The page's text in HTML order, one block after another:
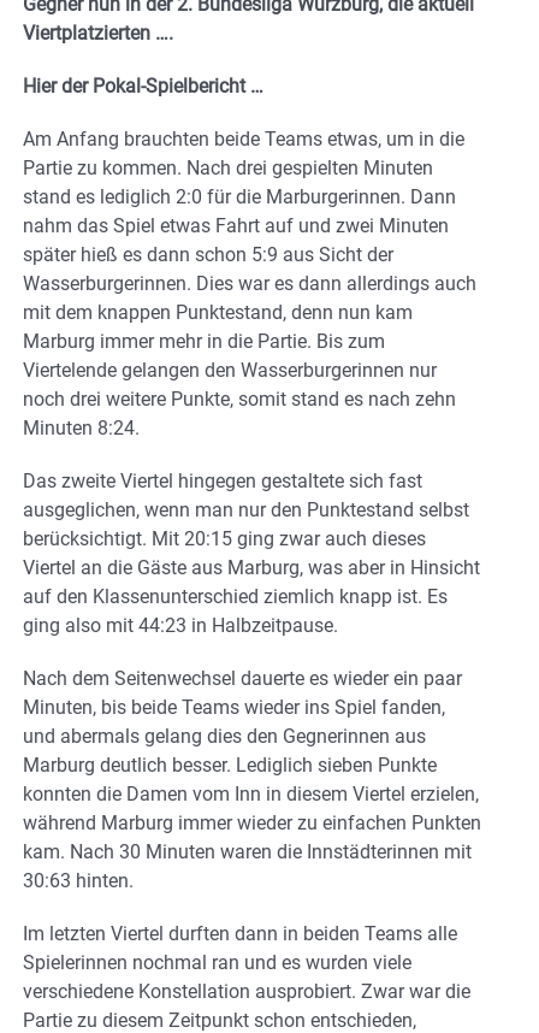
Viertplatzierten ….
Hier der Pokal-Spielbericht …
Am Anfang brauchten beide Teams etwas, um in die
Partie zu kommen. Nach drei gespielten Minuten
stand es lediglich 2:0 für die Marburgerinnen. Dann
nahm das Spiel etwas Fahrt auf und zwei Minuten
später hieß es dann schon 5:9 aus Sicht der
Wasserburgerinnen. Dies war es dann allerdings auch
mit dem knappen Punktestand, denn nun kam
Marburg immer mehr in die Partie. Bis zum
Viertelende gelangen den Wasserburgerinnen nur
noch drei weitere Punkte, somit stand es nach zehn
Minuten 8:24.
Das zweite Viertel hingegen gestaltete sich fast
ausgeglichen, wenn man nur den Punktestand selbst
berücksichtigt. Mit 20:15 ging zwar auch dieses
Viertel an die Gäste aus Marburg, was aber in Hinsicht
auf den Klassenunterschied ziemlich knapp ist. Es
ging also mit 44:23 in Halbzeitpause.
Nach dem Seitenwechsel dauerte es wieder ein paar
Minuten, bis beide Teams wieder ins Spiel fanden,
und abermals gelang dies den Gegnerinnen aus
Marburg deutlich besser. Lediglich sieben Punkte
konnten die Damen vom Inn in diesem Viertel erzielen,
während Marburg immer wieder zu einfachen Punkten
kam. Nach 30 Minuten waren die Innstädterinnen mit
30:63 hinten.
Im letzten Viertel durften dann in beiden Teams alle
Spielerinnen nochmal ran und es wurden viele
verschiedene Konstellation ausprobiert. Zwar war die
Partie zu diesem Zeitpunkt schon entschieden,